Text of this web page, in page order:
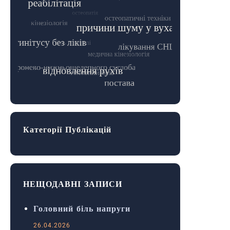
Категорії Публікацій
НЕЩОДАВНІ ЗАПИСИ
Головний біль напруги
26.04.2026